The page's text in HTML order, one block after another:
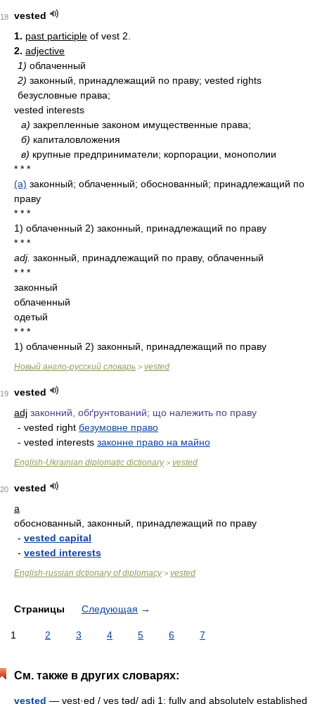
18
vested
1. past participle of vest 2.
2. adjective
1) облаченный
2) законный, принадлежащий по праву; vested rights
безусловные права;
vested interests
а) закрепленные законом имущественные права;
б) капиталовложения
в) крупные предприниматели; корпорации, монополии
* * *
(a) законный; облаченный; обоснованный; принадлежащий по
праву
* * *
1) облаченный 2) законный, принадлежащий по праву
* * *
adj. законный, принадлежащий по праву, облаченный
* * *
законный
облаченный
одетый
* * *
1) облаченный 2) законный, принадлежащий по праву
Новый англо-русский словарь > vested
19
vested
adj законний, обґрунтований; що належить по праву
- vested right безумовне право
- vested interests законне право на майно
English-Ukrainian diplomatic dictionary> vested
20
vested
a
обоснованный, законный, принадлежащий по праву
- vested capital
- vested interests
English-russian dctionary of diplomacy> vested
Страницы Следующая →
1 2 3 4 5 6 7
См. также в других словарях:
vested — vest·ed / ves təd/ adj 1: fully and absolutely established